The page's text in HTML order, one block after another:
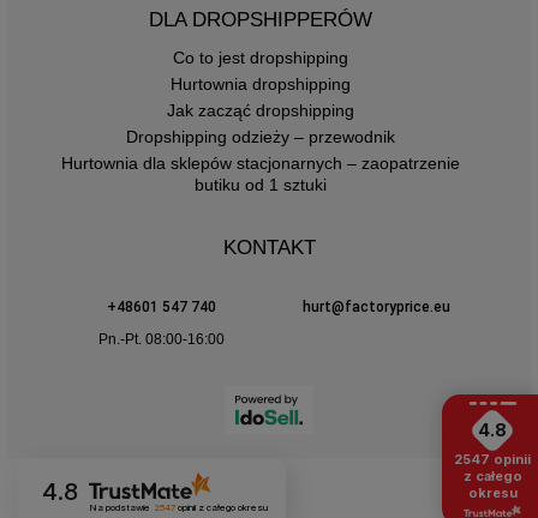
DLA DROPSHIPPERÓW
Co to jest dropshipping
Hurtownia dropshipping
Jak zacząć dropshipping
Dropshipping odzieży – przewodnik
Hurtownia dla sklepów stacjonarnych – zaopatrzenie
butiku od 1 sztuki
KONTAKT
+48601 547 740
hurt@factoryprice.eu
Pn.-Pt. 08:00-16:00
4.8
Na podstawie 2547opinii z całego okresu
4.8
2547 opinii
z całego
okresu